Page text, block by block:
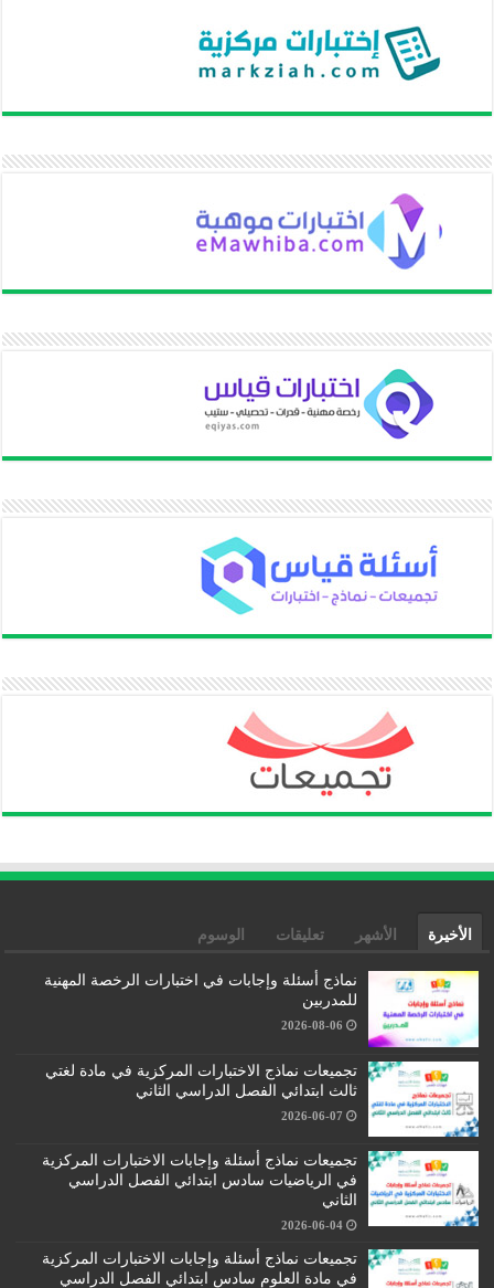
الأخيرة الأشهر تعليقات الوسوم
نماذج أسئلة وإجابات في اختبارات الرخصة المهنية
للمدربين
2026-08-06
تجميعات نماذج الاختبارات المركزية في مادة لغتي
ثالث ابتدائي الفصل الدراسي الثاني
2026-06-07
تجميعات نماذج أسئلة وإجابات الاختبارات المركزية
في الرياضيات سادس ابتدائي الفصل الدراسي
الثاني
2026-06-04
تجميعات نماذج أسئلة وإجابات الاختبارات المركزية
في مادة العلوم سادس ابتدائي الفصل الدراسي